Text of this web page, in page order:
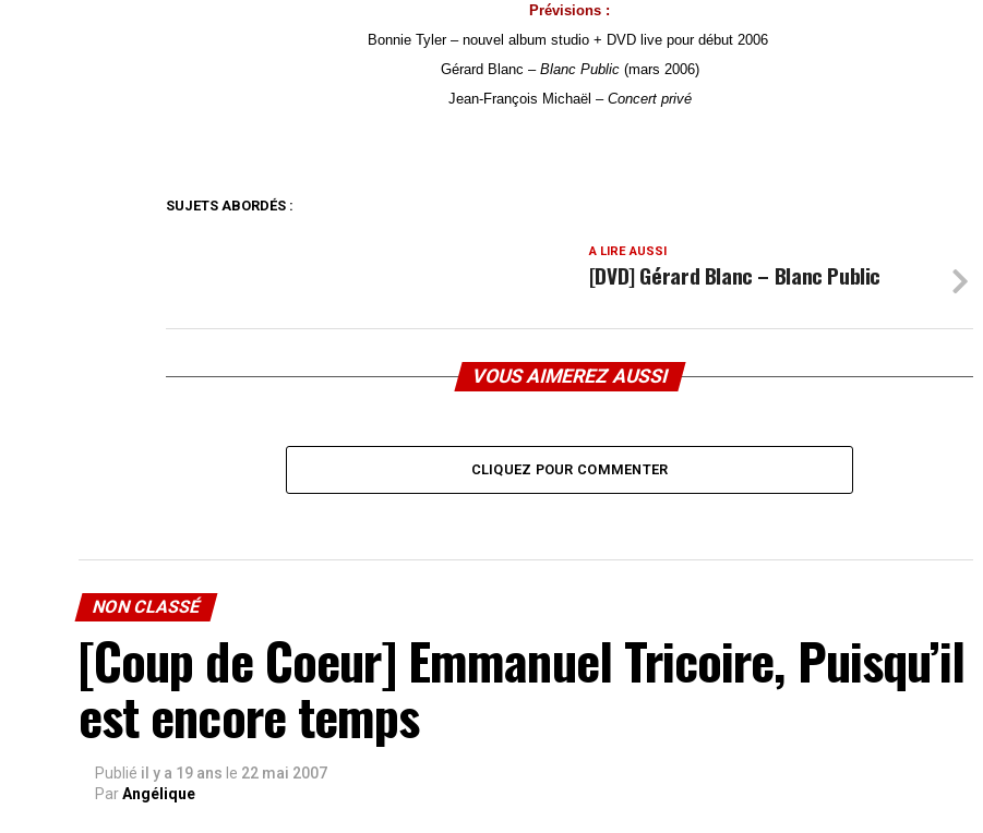
Prévisions :
Bonnie Tyler – nouvel album studio + DVD live pour début 2006
Gérard Blanc – Blanc Public(mars 2006)
Jean-François Michaël – Concert privé
SUJETS ABORDÉS :
A LIRE AUSSI
[DVD] Gérard Blanc – Blanc Public
VOUS AIMEREZ AUSSI
CLIQUEZ POUR COMMENTER
NON CLASSÉ
[Coup de Coeur] Emmanuel Tricoire, Puisqu’il
est encore temps
Publié il y a 19 ans le 22 mai 2007
ParAngélique